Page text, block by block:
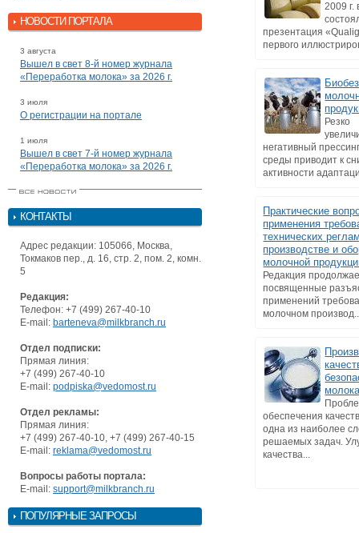
НОВОСТИ ПОРТАЛА
3 августа
Вышел в свет 8-й номер журнала
«Переработка молока» за 2026 г.
3 июля
О регистрации на портале
1 июля
Вышел в свет 7-й номер журнала
«Переработка молока» за 2026 г.
КОНТАКТЫ
Адрес редакции: 105066, Москва,
Токмаков пер., д. 16, стр. 2, пом. 2, комн.
5
Редакция:
Телефон: +7 (499) 267-40-10
E-mail: barteneva@milkbranch.ru
Отдел подписки:
Прямая линия:
+7 (499) 267-40-10
E-mail: podpiska@vedomost.ru
Отдел рекламы:
Прямая линия:
+7 (499) 267-40-10, +7 (499) 267-40-15
E-mail: reklama@vedomost.ru
Вопросы работы портала:
E-mail: support@milkbranch.ru
ПОПУЛЯРНЫЕ ЗАПРОСЫ
2009
презентация
первого
Резко
негативный
среды приводит к
активности
Практические
применения
технических
производстве и
молочной
Редакция
посвященные
применений
молочном
обеспечения
одна из наиболее
решаемых задач.
качества...